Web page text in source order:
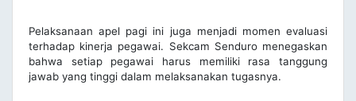
Pelaksanaan apel pagi ini juga menjadi momen evaluasi
terhadap kinerja pegawai. Sekcam Senduro menegaskan
bahwa setiap pegawai harus memiliki rasa tanggung
jawab yang tinggi dalam melaksanakan tugasnya.